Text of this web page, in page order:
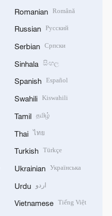
Romanian Română
Russian Русский
Serbian Српски
Sinhala සිංහල
Spanish Español
Swahili Kiswahili
Tamil தமிழ்
Thai ไทย
Turkish Türkçe
Ukrainian Українська
Urdu اردو
Vietnamese Tiếng Việt